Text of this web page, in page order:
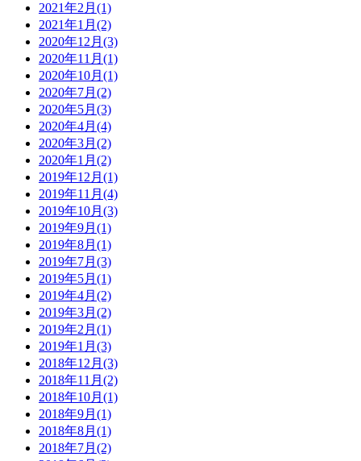
2021年2月(1)
2021年1月(2)
2020年12月(3)
2020年11月(1)
2020年10月(1)
2020年7月(2)
2020年5月(3)
2020年4月(4)
2020年3月(2)
2020年1月(2)
2019年12月(1)
2019年11月(4)
2019年10月(3)
2019年9月(1)
2019年8月(1)
2019年7月(3)
2019年5月(1)
2019年4月(2)
2019年3月(2)
2019年2月(1)
2019年1月(3)
2018年12月(3)
2018年11月(2)
2018年10月(1)
2018年9月(1)
2018年8月(1)
2018年7月(2)